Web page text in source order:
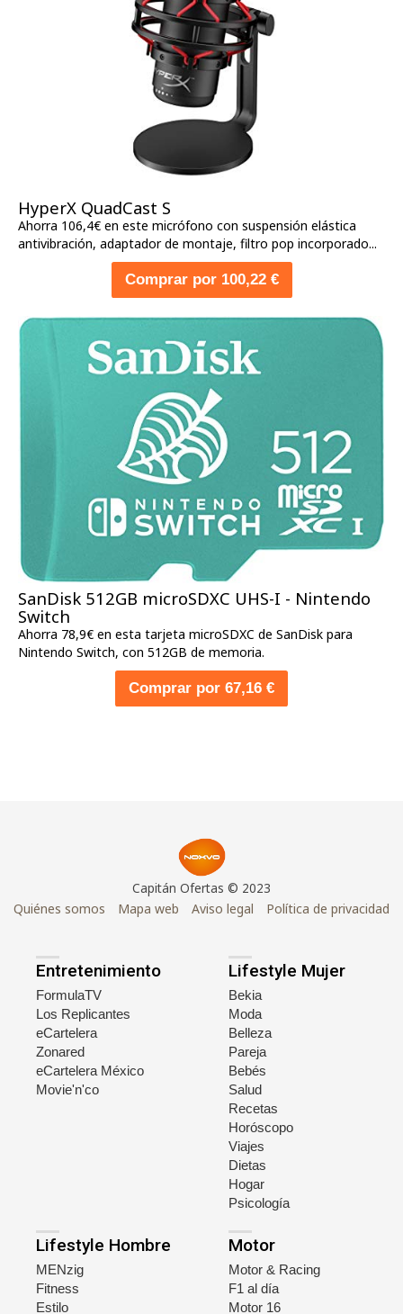
HyperX QuadCast S
Ahorra 106,4€ en este micrófono con suspensión elástica
antivibración, adaptador de montaje, filtro pop incorporado...
Comprar por 100,22 €
SanDisk 512GB microSDXC UHS-I - Nintendo
Switch
Ahorra 78,9€ en esta tarjeta microSDXC de SanDisk para
Nintendo Switch, con 512GB de memoria.
Comprar por 67,16 €
Capitán Ofertas © 2023
Quiénes somos
Mapa web Aviso legal Política de privacidad
Entretenimiento
FormulaTV
Los Replicantes
eCartelera
Zonared
eCartelera México
Movie'n'co
Lifestyle Mujer
Bekia
Moda
Belleza
Pareja
Bebés
Salud
Recetas
Horóscopo
Viajes
Dietas
Hogar
Psicología
Lifestyle Hombre
MENzig
Fitness
Estilo
Motor
Motor & Racing
F1 al día
Motor 16